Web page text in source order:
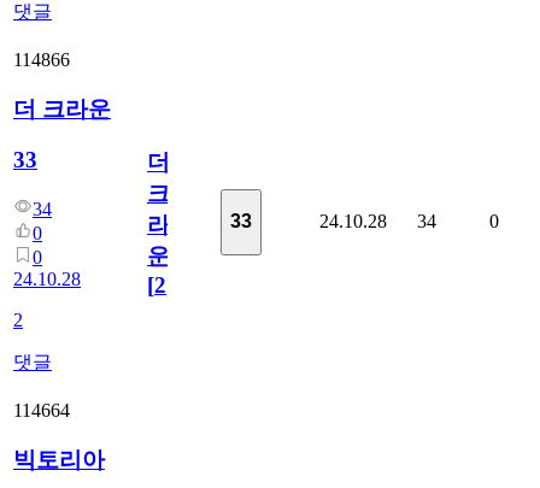
댓글
114866
더 크라운
33
34
0
0
24.10.28
2
댓글
더
크
라
운
[2]
33 24.10.28 34 0
114664
빅토리아